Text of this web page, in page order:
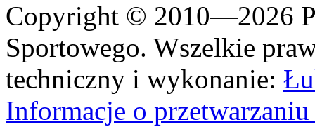
Copyright © 2010—2026
Sportowego. Wszelkie
techniczny i wykonanie:
Informacje o